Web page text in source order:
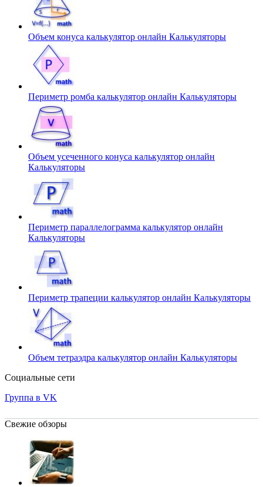
Объем конуса калькулятор онлайн Калькуляторы
Периметр ромба калькулятор онлайн Калькуляторы
Объем усеченного конуса калькулятор онлайн
Калькуляторы
Периметр параллелограмма калькулятор онлайн
Калькуляторы
Периметр трапеции калькулятор онлайн Калькуляторы
Объем тетраэдра калькулятор онлайн Калькуляторы
Социальные сети
Группа в VK
Свежие обзоры